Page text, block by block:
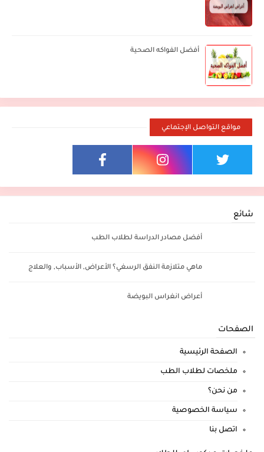
أفضل الفواكه الصحية
مواقع التواصل الإجتماعي
شائع
أفضل مصادر الدراسة لطلاب الطب
ماهي متلازمة النفق الرسغي؟ الأعراض, الأسباب, والعلاج
أعراض انغراس البويضة
الصفحات
الصفحة الرئيسية
ملخصات لطلاب الطب
من نحن؟
سياسة الخصوصية
اتصل بنا